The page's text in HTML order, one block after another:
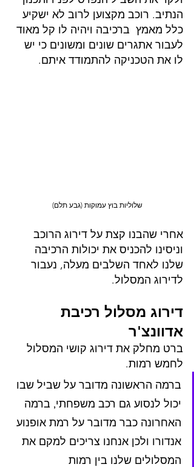
הנתיב. רוכב מקצוען לרוב לא ישקיע
כלל מאמץ  ברכיבה ויהיה לו קל מאוד
לעבור אתגרים שונים ומשונים כי יש
לו את הטכניקה להתמודד איתם.
שלוליות בוץ עמוקות (גבע תלם)
אחרי שהבנו קצת על דירוג הרוכב
וניסינו להכניס את יכולות הרכיבה
שלנו לאחד השלבים מעלה, נעבור
לדירוג המסלול.
דירוג מסלול רכיבת
אדוונצ'ר
ברט מחלק את דירוג קושי המסלול
לחמש רמות.
ברמה הראשונה מדובר על שביל שבו
יכול לנסוע גם רכב משפחתי, ברמה
האחרונה כבר מדובר על רמת אופנוע
אנדורו ולכן אנחנו צריכים למקם את
המסלולים שלנו בין רמות